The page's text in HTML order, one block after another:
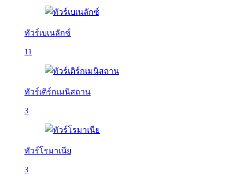
ทัวร์เบเนลักซ์
11
ทัวร์เติร์กเมนิสถาน
3
ทัวร์โรมาเนีย
3